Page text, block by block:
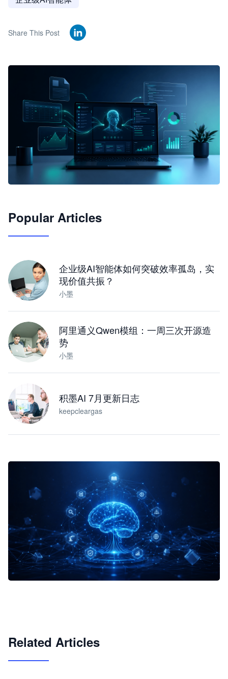
Share This Post
JimoClaw 桌面 AI Agent 工作台
Popular Articles
企业级AI智能体如何突破效率孤岛，实
现价值共振？
小墨
阿里通义Qwen模组：一周三次开源造
势
小墨
积墨AI 7月更新日志
keepcleargas
Related Articles